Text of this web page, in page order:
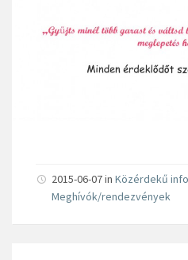
2015-06-07 in Közérdekű
Meghívók/rendezvények